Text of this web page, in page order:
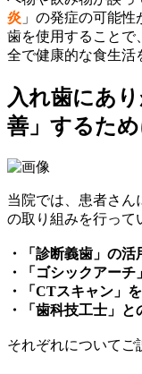
炎 」の発症の可能
歯を使用することで
全で健康的な食生活
入れ歯にあ
善」するた
当院では、患者さん
の取り組みを行って
・「診断義歯」の活
・「ゴシックアーチ
・「CTスキャン」
・「歯科技工士」と
それぞれについてご